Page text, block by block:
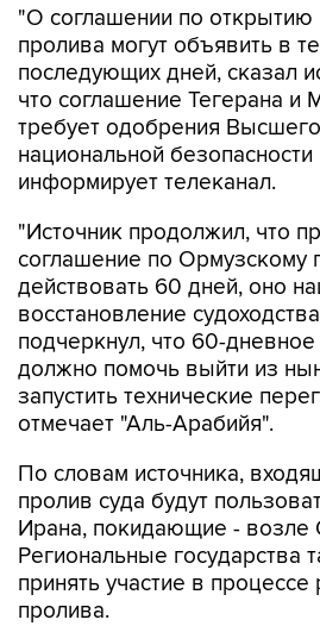
"О соглашении по открытию
пролива могут объявить в
последующих дней, сказал
что соглашение Тегерана и
требует одобрения
национальной
информирует телеканал.
"Источник продолжил, что
соглашение по Ормузскому
действовать 60 дней, оно
восстановление
подчеркнул, что 60-
должно помочь выйти из
запустить технические
отмечает "Аль-Арабийя".
По словам источника,
пролив суда будут
Ирана, покидающие - возле
Региональные государства
принять участие в
пролива.